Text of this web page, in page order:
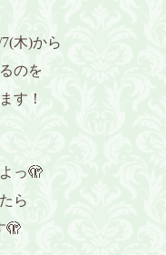
木)から
のを
す！
っ🫣
ら
🫣